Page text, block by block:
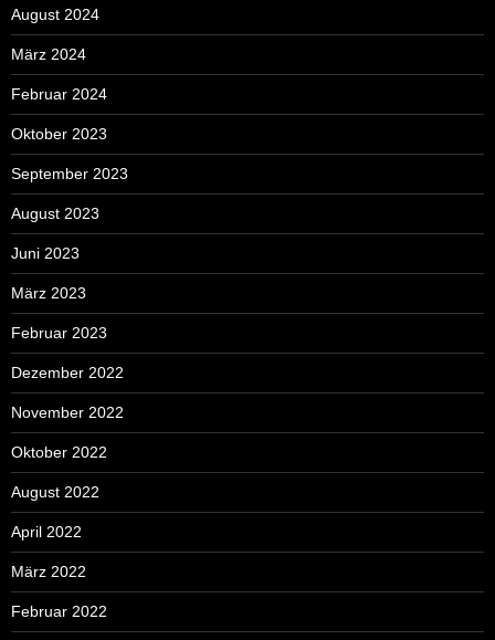
August 2024
März 2024
Februar 2024
Oktober 2023
September 2023
August 2023
Juni 2023
März 2023
Februar 2023
Dezember 2022
November 2022
Oktober 2022
August 2022
April 2022
März 2022
Februar 2022